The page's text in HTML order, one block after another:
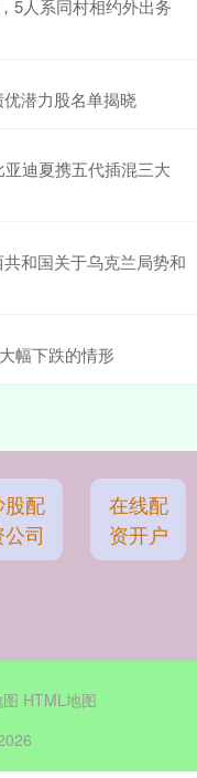
5人系同村相约外出务
潜力股名单揭晓
迪夏携五代插混三大
和国关于乌克兰局势和
幅下跌的情形
股配
公司
在线配
资开户
HTML地图